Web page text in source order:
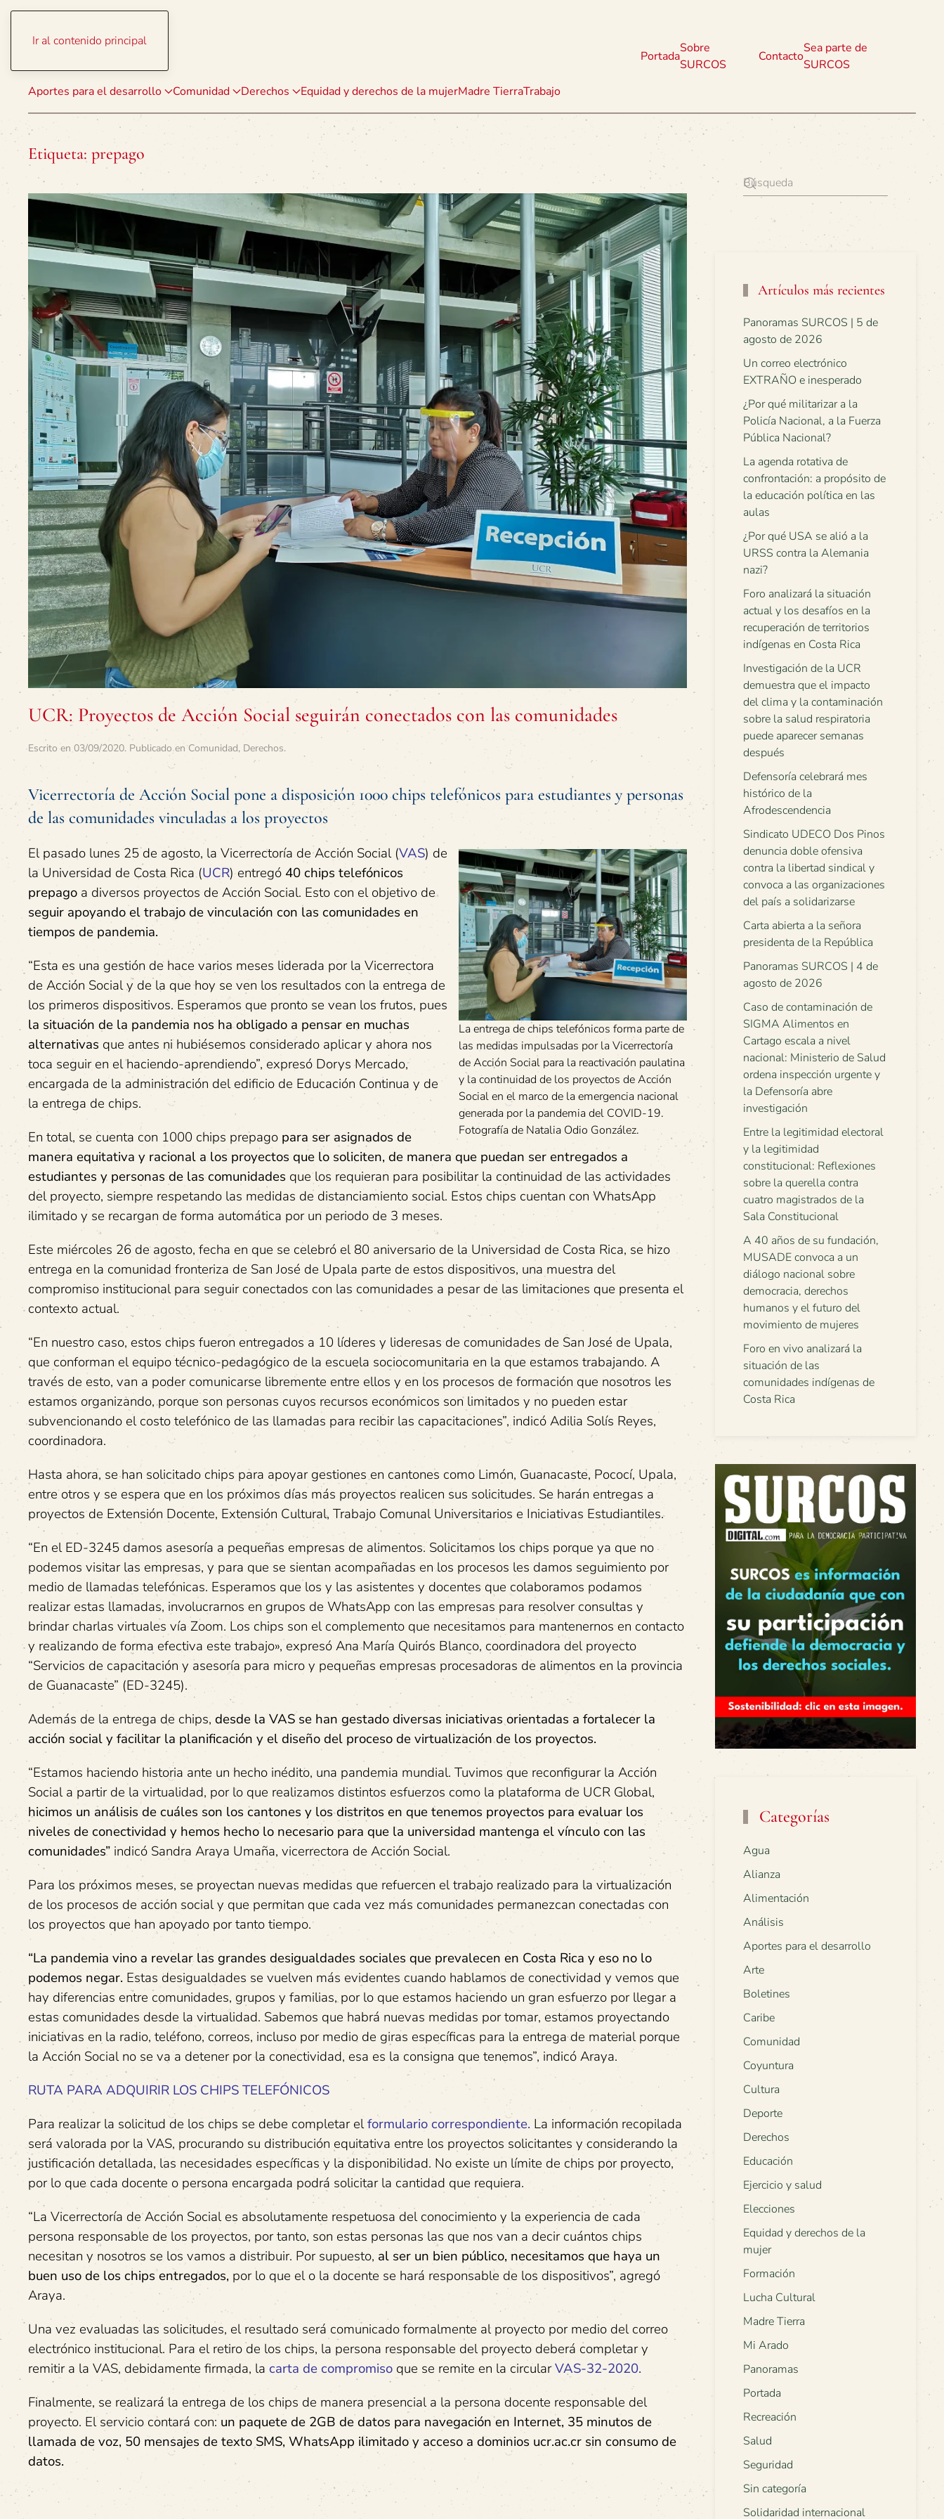
Ir al contenido principal
Aportes para el desarrollo Comunidad Derechos Equidad y derechos de la mujerMadre TierraTrabajo
Portada
Sobre
SURCOS
Contacto
Sea parte de
SURCOS
Etiqueta: prepago
UCR: Proyectos de Acción Social seguirán conectados con las comunidades
Escrito en 03/09/2020. Publicado enComunidad, Derechos.
Vicerrectoría de Acción Social pone a disposición 1000 chips telefónicos para estudiantes y personas
de las comunidades vinculadas a los proyectos
La entrega de chips telefónicos forma parte de
las medidas impulsadas por la Vicerrectoría
de Acción Social para la reactivación paulatina
y la continuidad de los proyectos de Acción
Social en el marco de la emergencia nacional
generada por la pandemia del COVID-19.
Fotografía de Natalia Odio González.
El pasado lunes 25 de agosto, la Vicerrectoría de Acción Social (VAS) de
la Universidad de Costa Rica (UCR) entregó 40 chips telefónicos
prepago a diversos proyectos de Acción Social. Esto con el objetivo de
seguir apoyando el trabajo de vinculación con las comunidades en
tiempos de pandemia.
“Esta es una gestión de hace varios meses liderada por la Vicerrectora
de Acción Social y de la que hoy se ven los resultados con la entrega de
los primeros dispositivos. Esperamos que pronto se vean los frutos, pues
la situación de la pandemia nos ha obligado a pensar en muchas
alternativas que antes ni hubiésemos considerado aplicar y ahora nos
toca seguir en el haciendo-aprendiendo”, expresó Dorys Mercado,
encargada de la administración del edificio de Educación Continua y de
la entrega de chips.
En total, se cuenta con 1000 chips prepago para ser asignados de
manera equitativa y racional a los proyectos que lo soliciten, de manera que puedan ser entregados a
estudiantes y personas de las comunidades que los requieran para posibilitar la continuidad de las actividades
del proyecto, siempre respetando las medidas de distanciamiento social. Estos chips cuentan con WhatsApp
ilimitado y se recargan de forma automática por un periodo de 3 meses.
Este miércoles 26 de agosto, fecha en que se celebró el 80 aniversario de la Universidad de Costa Rica, se hizo
entrega en la comunidad fronteriza de San José de Upala parte de estos dispositivos, una muestra del
compromiso institucional para seguir conectados con las comunidades a pesar de las limitaciones que presenta el
contexto actual.
“En nuestro caso, estos chips fueron entregados a 10 líderes y lideresas de comunidades de San José de Upala,
que conforman el equipo técnico-pedagógico de la escuela sociocomunitaria en la que estamos trabajando. A
través de esto, van a poder comunicarse libremente entre ellos y en los procesos de formación que nosotros les
estamos organizando, porque son personas cuyos recursos económicos son limitados y no pueden estar
subvencionando el costo telefónico de las llamadas para recibir las capacitaciones”, indicó Adilia Solís Reyes,
coordinadora.
Hasta ahora, se han solicitado chips para apoyar gestiones en cantones como Limón, Guanacaste, Pococí, Upala,
entre otros y se espera que en los próximos días más proyectos realicen sus solicitudes. Se harán entregas a
proyectos de Extensión Docente, Extensión Cultural, Trabajo Comunal Universitarios e Iniciativas Estudiantiles.
“En el ED-3245 damos asesoría a pequeñas empresas de alimentos. Solicitamos los chips porque ya que no
podemos visitar las empresas, y para que se sientan acompañadas en los procesos les damos seguimiento por
medio de llamadas telefónicas. Esperamos que los y las asistentes y docentes que colaboramos podamos
realizar estas llamadas, involucrarnos en grupos de WhatsApp con las empresas para resolver consultas y
brindar charlas virtuales vía Zoom. Los chips son el complemento que necesitamos para mantenernos en contacto
y realizando de forma efectiva este trabajo», expresó Ana María Quirós Blanco, coordinadora del proyecto
“Servicios de capacitación y asesoría para micro y pequeñas empresas procesadoras de alimentos en la provincia
de Guanacaste” (ED-3245).
Además de la entrega de chips, desde la VAS se han gestado diversas iniciativas orientadas a fortalecer la
acción social y facilitar la planificación y el diseño del proceso de virtualización de los proyectos.
“Estamos haciendo historia ante un hecho inédito, una pandemia mundial. Tuvimos que reconfigurar la Acción
Social a partir de la virtualidad, por lo que realizamos distintos esfuerzos como la plataforma de UCR Global,
hicimos un análisis de cuáles son los cantones y los distritos en que tenemos proyectos para evaluar los
niveles de conectividad y hemos hecho lo necesario para que la universidad mantenga el vínculo con las
comunidades” indicó Sandra Araya Umaña, vicerrectora de Acción Social.
Para los próximos meses, se proyectan nuevas medidas que refuercen el trabajo realizado para la virtualización
de los procesos de acción social y que permitan que cada vez más comunidades permanezcan conectadas con
los proyectos que han apoyado por tanto tiempo.
“La pandemia vino a revelar las grandes desigualdades sociales que prevalecen en Costa Rica y eso no lo
podemos negar. Estas desigualdades se vuelven más evidentes cuando hablamos de conectividad y vemos que
hay diferencias entre comunidades, grupos y familias, por lo que estamos haciendo un gran esfuerzo por llegar a
estas comunidades desde la virtualidad. Sabemos que habrá nuevas medidas por tomar, estamos proyectando
iniciativas en la radio, teléfono, correos, incluso por medio de giras específicas para la entrega de material porque
la Acción Social no se va a detener por la conectividad, esa es la consigna que tenemos”, indicó Araya.
RUTA PARA ADQUIRIR LOS CHIPS TELEFÓNICOS
Para realizar la solicitud de los chips se debe completar elformulario correspondiente. La información recopilada
será valorada por la VAS, procurando su distribución equitativa entre los proyectos solicitantes y considerando la
justificación detallada, las necesidades específicas y la disponibilidad. No existe un límite de chips por proyecto,
por lo que cada docente o persona encargada podrá solicitar la cantidad que requiera.
“La Vicerrectoría de Acción Social es absolutamente respetuosa del conocimiento y la experiencia de cada
persona responsable de los proyectos, por tanto, son estas personas las que nos van a decir cuántos chips
necesitan y nosotros se los vamos a distribuir. Por supuesto, al ser un bien público, necesitamos que haya un
buen uso de los chips entregados, por lo que el o la docente se hará responsable de los dispositivos”, agregó
Araya.
Una vez evaluadas las solicitudes, el resultado será comunicado formalmente al proyecto por medio del correo
electrónico institucional. Para el retiro de los chips, la persona responsable del proyecto deberá completar y
remitir a la VAS, debidamente firmada, la carta de compromiso que se remite en la circularVAS-32-2020.
Finalmente, se realizará la entrega de los chips de manera presencial a la persona docente responsable del
proyecto. El servicio contará con: un paquete de 2GB de datos para navegación en Internet, 35 minutos de
llamada de voz, 50 mensajes de texto SMS, WhatsApp ilimitado y acceso a dominios ucr.ac.cr sin consumo de
datos.
Artículos más recientes
Panoramas SURCOS | 5 de
agosto de 2026
Un correo electrónico
EXTRAÑO e inesperado
¿Por qué militarizar a la
Policía Nacional, a la Fuerza
Pública Nacional?
La agenda rotativa de
confrontación: a propósito de
la educación política en las
aulas
¿Por qué USA se alió a la
URSS contra la Alemania
nazi?
Foro analizará la situación
actual y los desafíos en la
recuperación de territorios
indígenas en Costa Rica
Investigación de la UCR
demuestra que el impacto
del clima y la contaminación
sobre la salud respiratoria
puede aparecer semanas
después
Defensoría celebrará mes
histórico de la
Afrodescendencia
Sindicato UDECO Dos Pinos
denuncia doble ofensiva
contra la libertad sindical y
convoca a las organizaciones
del país a solidarizarse
Carta abierta a la señora
presidenta de la República
Panoramas SURCOS | 4 de
agosto de 2026
Caso de contaminación de
SIGMA Alimentos en
Cartago escala a nivel
nacional: Ministerio de Salud
ordena inspección urgente y
la Defensoría abre
investigación
Entre la legitimidad electoral
y la legitimidad
constitucional: Reflexiones
sobre la querella contra
cuatro magistrados de la
Sala Constitucional
A 40 años de su fundación,
MUSADE convoca a un
diálogo nacional sobre
democracia, derechos
humanos y el futuro del
movimiento de mujeres
Foro en vivo analizará la
situación de las
comunidades indígenas de
Costa Rica
Categorías
Agua
Alianza
Alimentación
Análisis
Aportes para el desarrollo
Arte
Boletines
Caribe
Comunidad
Coyuntura
Cultura
Deporte
Derechos
Educación
Ejercicio y salud
Elecciones
Equidad y derechos de la
mujer
Formación
Lucha Cultural
Madre Tierra
Mi Arado
Panoramas
Portada
Recreación
Salud
Seguridad
Sin categoría
Solidaridad internacional